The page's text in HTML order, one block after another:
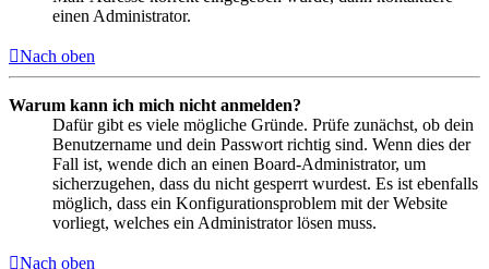
einen Administrator.
Nach oben
Warum kann ich mich nicht anmelden?
Dafür gibt es viele mögliche Gründe. Prüfe zunächst, ob dein
Benutzername und dein Passwort richtig sind. Wenn dies der
Fall ist, wende dich an einen Board-Administrator, um
sicherzugehen, dass du nicht gesperrt wurdest. Es ist ebenfalls
möglich, dass ein Konfigurationsproblem mit der Website
vorliegt, welches ein Administrator lösen muss.
Nach oben